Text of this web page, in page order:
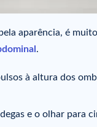
aparência, é
.
à altura dos
e o olhar para